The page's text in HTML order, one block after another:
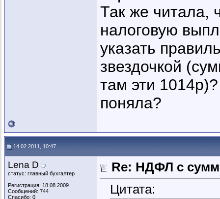
Так же читала,
налоговую
указать
звездочкой
там эти
поняла?
14.02.2011, 10:47
Lena D
статус: главный бухгалтер
Регистрация: 18.08.2009
Сообщений: 744
Спасибо: 0
Re: НДФЛ с
Цитата: